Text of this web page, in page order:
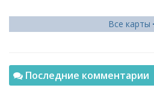
Все карты
Последние комментарии